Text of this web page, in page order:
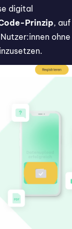
digital
Prinzip, auf
ohne